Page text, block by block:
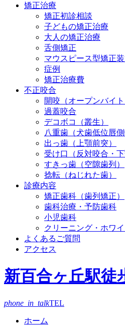
矯正治療
矯正初診相談
子どもの矯正治療
大人の矯正治療
舌側矯正
マウスピース型矯正
症例
矯正治療費
不正咬合
開咬（オープンバイト
過蓋咬合
デコボコ（叢生）
八重歯（犬歯低位唇側
出っ歯（上顎前突）
受け口（反対咬合・下
すきっ歯（空隙歯列）
捻転（ねじれた歯）
診療内容
矯正歯科（歯列矯正）
歯科治療・予防歯科
小児歯科
クリーニング・ホワ
よくあるご質問
アクセス
新百合ヶ丘駅徒
phone_in_talkTEL
ホーム